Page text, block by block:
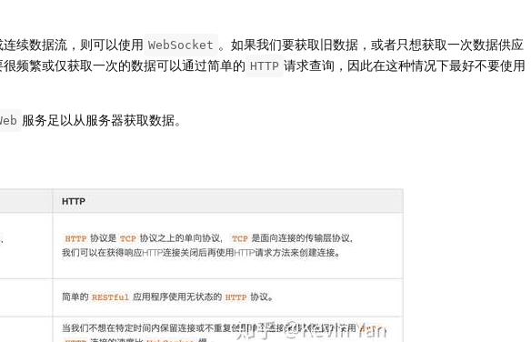
续数据流，则可以使用 WebSocket 。如果我们要获取旧数据，或者只想获取一次数据供应
频繁或仅获取一次的数据可以通过简单的 HTTP 请求查询，因此在这种情况下最好不要使用
服务足以从服务器获取数据。